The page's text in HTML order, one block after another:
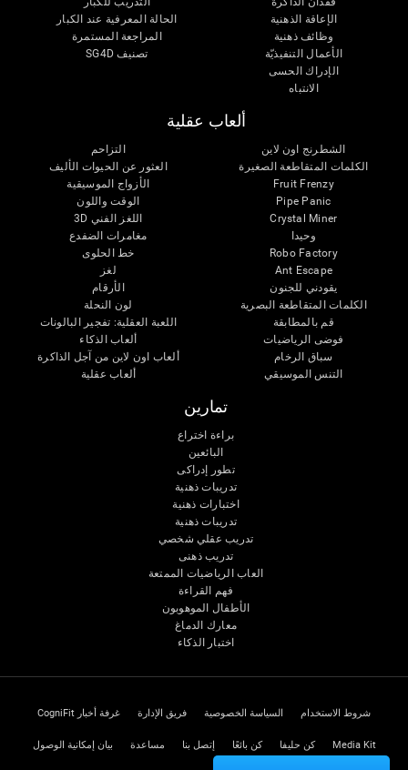
الإعاقة الذهنية
وظائف ذهنية
الأعمال التنفيذيّة
الإدراك الحسى
الانتباه
الحالة المعرفية عند الكبار
المراجعة المستمرة
تصنيف SG4D
ألعاب عقلية
الشطرنج اون لاين
الكلمات المتقاطعة الصغيرة
Fruit Frenzy
Pipe Panic
Crystal Miner
وحيدا
Robo Factory
Ant Escape
يقودني للجنون
الكلمات المتقاطعة البصرية
قم بالمطابقة
فوضى الرياضيات
سباق الرخام
التنس الموسيقي
التزاحم
العثور عن الحيوات الأليف
الأزواج الموسيقية
الوقت واللون
اللغز الفني 3D
مغامرات الضفدع
خط الحلوى
لغز
الأرقام
لون النحلة
اللعبة العقلية: تفجير البالونات
ألعاب الذكاء
ألعاب اون لاين من آجل الذاكرة
ألعاب عقلية
تمارين
براءة اختراع
البائعين
تطور إدراكى
تدريبات ذهنية
اختبارات ذهنية
تدريبات ذهنية
تدريب عقلي شخصي
تدريب ذهنى
العاب الرياضيات الممتعة
فهم القراءة
الأطفال الموهوبون
معارك الدماغ
اختبار الذكاء
شروط الاستخدام السياسة الخصوصية فريق الإدارة غرفة أخبار CogniFit
Media Kit كن حليفا كن بائعًا إتصل بنا مساعدة بيان إمكانية الوصول